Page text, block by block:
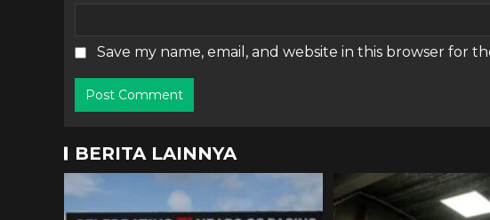
Save my name, email, and website in this browser for
BERITA LAINNYA